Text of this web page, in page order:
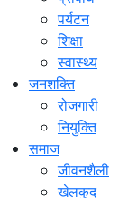
पर्यटन
शिक्षा
स्वास्थ्य
जनशक्ति
रोजगारी
नियुक्ति
समाज
जीवनशैली
खेलकुद